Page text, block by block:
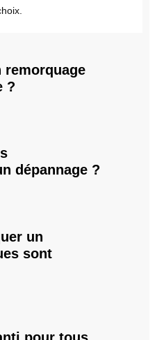
remorquage
?
dépannage ?
un
sont